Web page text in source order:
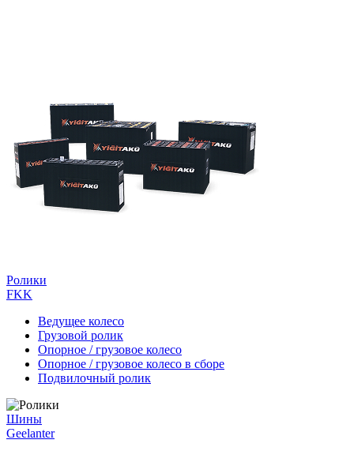
Ролики
FKK
Ведущее колесо
Грузовой ролик
Опорное / грузовое колесо
Опорное / грузовое колесо в сборе
Подвилочный ролик
Шины
Geelanter